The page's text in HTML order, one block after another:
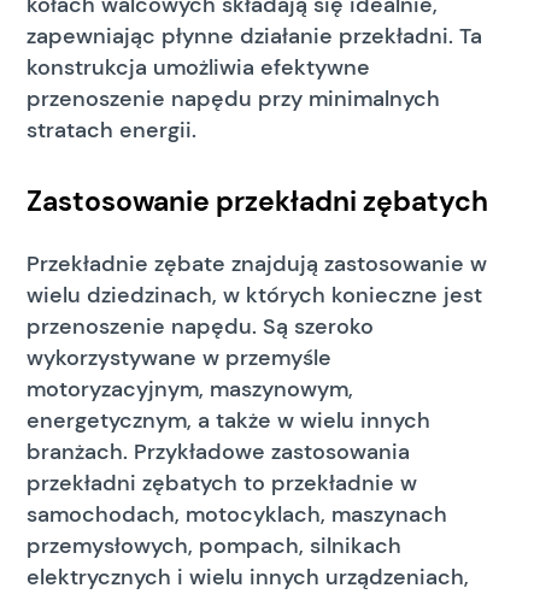
zapewniając płynne działanie przekładni. Ta
konstrukcja umożliwia efektywne
przenoszenie napędu przy minimalnych
stratach energii.
Zastosowanie przekładni zębatych
Przekładnie zębate znajdują zastosowanie w
wielu dziedzinach, w których konieczne jest
przenoszenie napędu. Są szeroko
wykorzystywane w przemyśle
motoryzacyjnym, maszynowym,
energetycznym, a także w wielu innych
branżach. Przykładowe zastosowania
przekładni zębatych to przekładnie w
samochodach, motocyklach, maszynach
przemysłowych, pompach, silnikach
elektrycznych i wielu innych urządzeniach,